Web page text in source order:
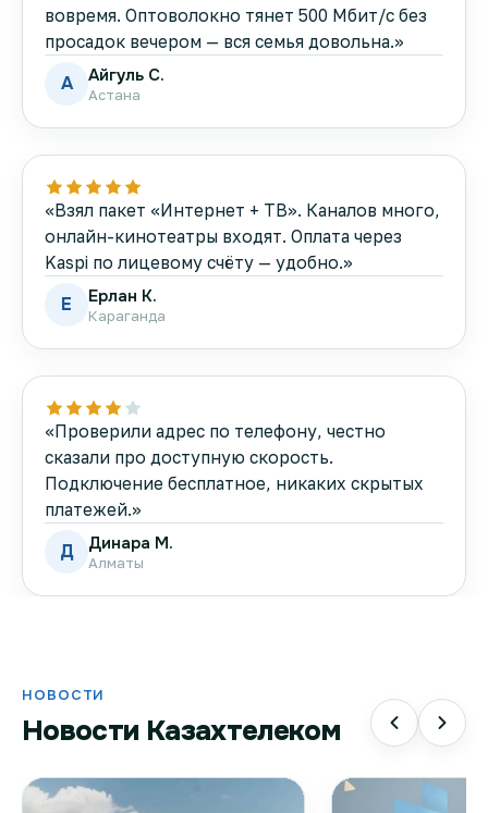
вовремя. Оптоволокно тянет 500 Мбит/с без
просадок вечером — вся семья довольна.»
А Айгуль С.
Астана
«Взял пакет «Интернет + ТВ». Каналов много,
онлайн-кинотеатры входят. Оплата через
Kaspi по лицевому счёту — удобно.»
Е Ерлан К.
Караганда
«Проверили адрес по телефону, честно
сказали про доступную скорость.
Подключение бесплатное, никаких скрытых
платежей.»
Д Динара М.
Алматы
НОВОСТИ
Новости Казахтелеком